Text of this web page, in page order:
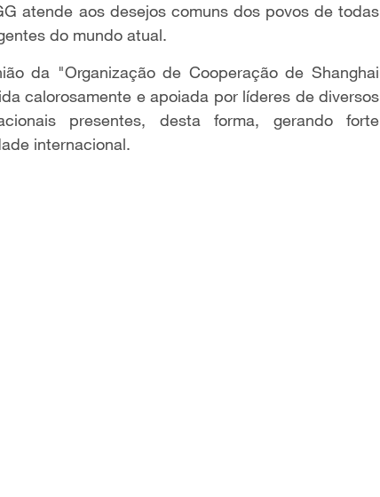
atende aos desejos comuns dos povos de todas
do mundo atual.
da "Organização de Cooperação de Shanghai
calorosamente e apoiada por líderes de diversos
presentes, desta forma, gerando forte
internacional.